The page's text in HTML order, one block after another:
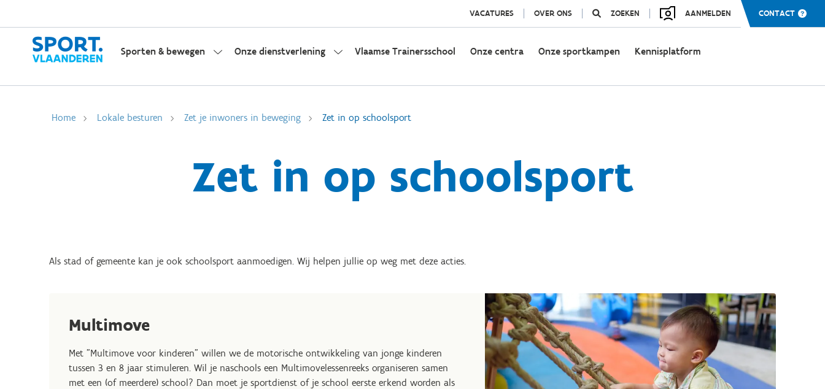
VACATURES OVER ONS ZOEKEN AANMELDEN CONTACT
Sporten & bewegen Onze dienstverlening Vlaamse Trainersschool Onze centra Onze sportkampen Kennisplatform
Home Lokale besturen Zet je inwoners in beweging Zet in op schoolsport
Zet in op schoolsport
Als stad of gemeente kan je ook schoolsport aanmoedigen. Wij helpen jullie op weg met deze acties.
Multimove
Met "Multimove voor kinderen" willen we de motorische ontwikkeling van jonge kinderen
tussen 3 en 8 jaar stimuleren. Wil je naschools een Multimovelessenreeks organiseren samen
met een (of meerdere) school? Dan moet je sportdienst of je school eerste erkend worden als